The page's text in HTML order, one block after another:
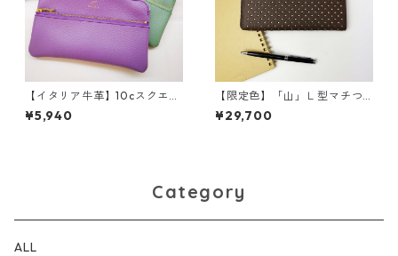
【イタリア牛革】10cスクエア
２段ポーチ<新色追加☆> 本
革 牛革 カラフル ポー
¥5,940
【限定色】「山」Ｌ型マチつ
き長財布<４色展開> 本革
レザーウォレット 革小物
¥29,700
Category
ALL